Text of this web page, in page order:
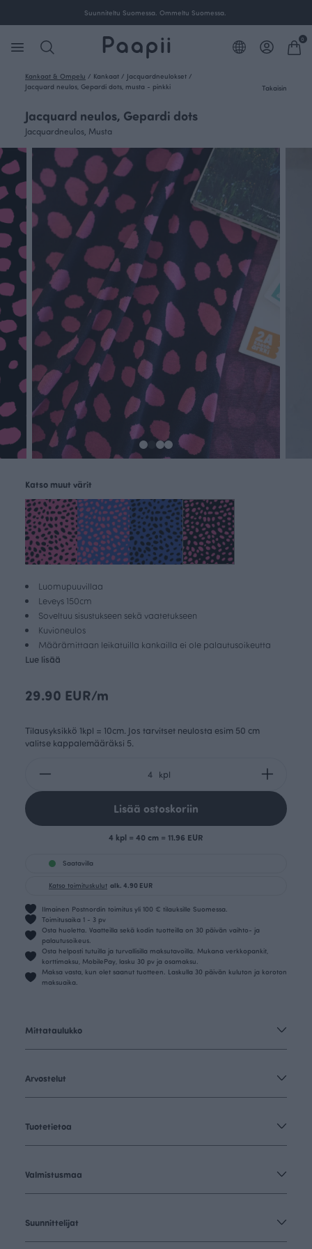
Ilmainen toimitus yli 100 € tilauksille Suomessa.
0
Kankaat & Ompelu / Kankaat / Jacquardneulokset /
Jacquard neulos, Gepardi dots, musta - pinkki
Takaisin
Jacquard neulos, Gepardi dots
Jacquardneulos, Musta
Luomupuuvillaa
Leveys 150cm
Soveltuu sisustukseen sekä vaatetukseen
Kuvioneulos
Määrämittaan leikatuilla kankailla ei ole palautusoikeutta
Lue lisää
Katso muut värit
29.90 EUR/m
Tilausyksikkö 1kpl = 10cm. Jos tarvitset neulosta esim 50 cm
valitse kappalemääräksi 5.
kpl
Lisää ostoskoriin
4 kpl = 40 cm = 11.96 EUR
Saatavilla
Katso toimituskulut alk. 4.90 EUR
Ilmainen Postnordin toimitus yli 100 € tilauksille Suomessa.
Toimitusaika 1 - 3 pv
Osta huoletta. Vaatteilla sekä kodin tuotteilla on 30 päivän vaihto- ja
palautusoikeus.
Osta helposti tutuilla ja turvallisilla maksutavoilla. Mukana verkkopankit,
korttimaksu, MobilePay, lasku 30 pv ja osamaksu.
Maksa vasta, kun olet saanut tuotteen. Laskulla 30 päivän kuluton ja koroton
maksuaika.
Mittataulukko
Arvostelut
Tuotetietoa
Valmistusmaa
Suunnittelijat